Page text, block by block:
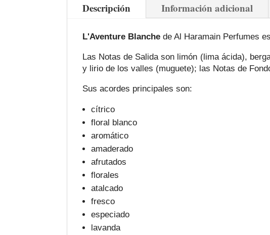
Descripción Información adicional
L'Aventure Blanche de Al Haramain Perfumes
Las Notas de Salida son limón (lima ácida),
y lirio de los valles (muguete); las Notas de
Sus acordes principales son:
cítrico
floral blanco
aromático
amaderado
afrutados
florales
atalcado
fresco
especiado
lavanda